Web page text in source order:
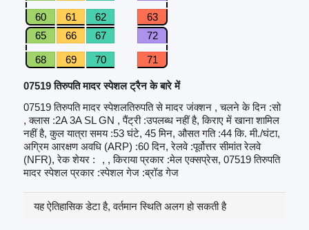
60 61 62
63
65
66 67 72
68 69 70 71
07519 तिरुपति मादर स्पेशल ट्रैन के बारे में
07519 तिरुपति मादर स्पेशलतिरुपति से मादर जंक्शन , चलने के दिन :सो
, क्लास :2A 3A SL GN , पैंट्री :उपलब्ध नहीं है, किराए में खाना शामिल
नहीं है, कुल यात्रा समय :53 घंटे, 45 मिन, औसत गति :44 कि. मी./घंटा,
अग्रिम आरक्षण अवधि (ARP) :60 दिन, रेलवे :पूर्वोत्तर सीमांत रेलवे
(NFR), रेक शेयर :
, , किराया प्रकार :मेल एक्सप्रेस, 07519 तिरुपति
मादर स्पेशल प्रकार :स्पेशल गेज :ब्रॉड गेज
यह ऐतिहासिक डेटा है, वर्तमान स्थिति अलग हो सकती है